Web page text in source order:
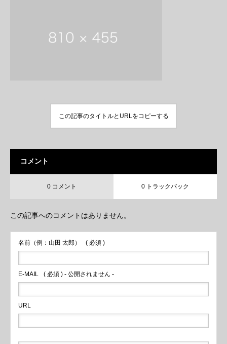
この記事のタイトルとURLをコピーする
コメント
0 コメント 0 トラックバック
この記事へのコメントはありません。
名前（例：山田 太郎） ( 必須 )
E-MAIL ( 必須 ) - 公開されません -
URL